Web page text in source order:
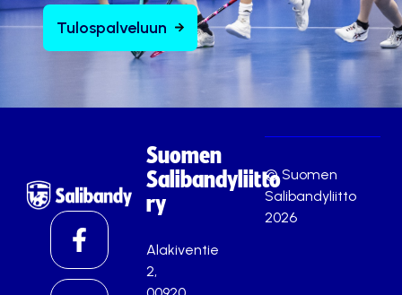
Tulospalveluun
Suomen
Salibandyliitto
ry
Alakiventie
2,
© Suomen
Salibandyliitto
2026